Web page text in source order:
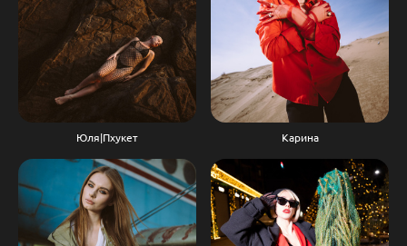
Юля|Пхукет Карина